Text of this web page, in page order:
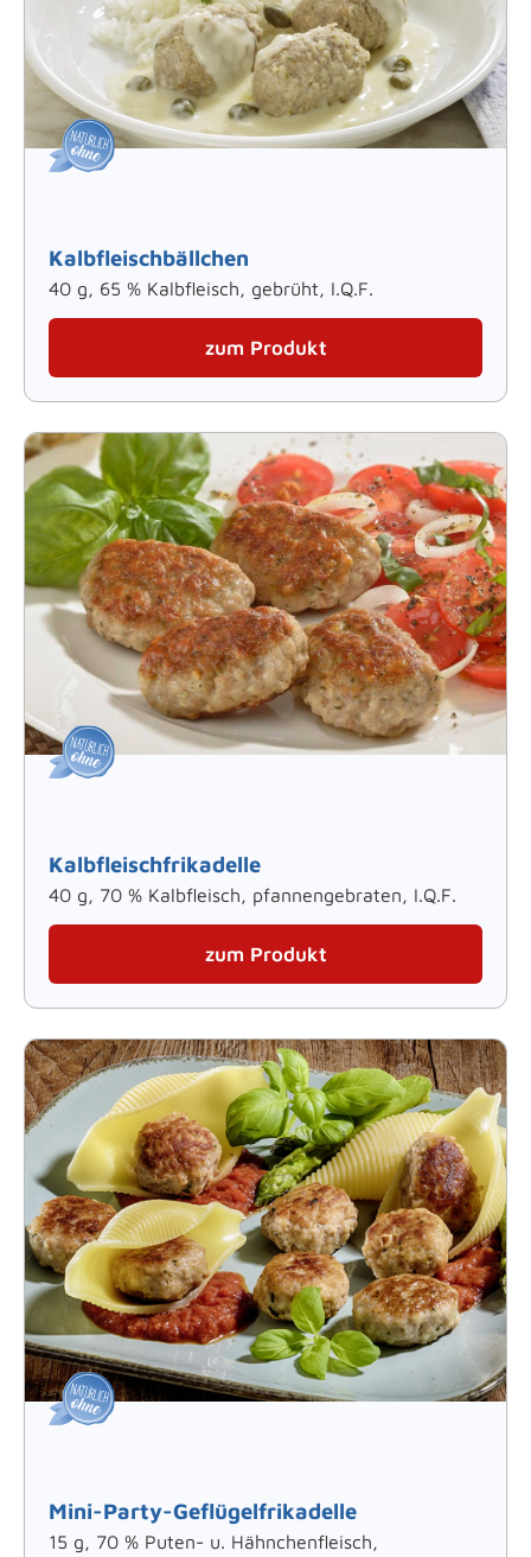
Kalbfleischbällchen
40 g, 65 % Kalbfleisch, gebrüht, I.Q.F.
zum Produkt
Kalbfleischfrikadelle
40 g, 70 % Kalbfleisch, pfannengebraten, I.Q.F.
zum Produkt
Mini-Party-Geflügelfrikadelle
15 g, 70 % Puten- u. Hähnchenfleisch,